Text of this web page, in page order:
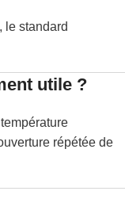
, le standard
utile ?
répétée de